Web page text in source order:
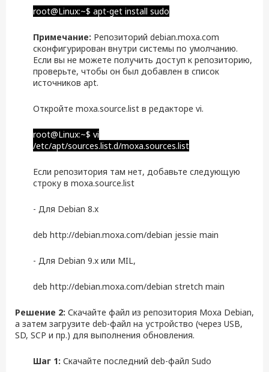
root@Linux:~$ apt-get install sudo
Примечание: Репозиторий debian.moxa.com
сконфигурирован внутри системы по умолчанию.
Если вы не можете получить доступ к репозиторию,
проверьте, чтобы он был добавлен в список
источников apt.
Откройте moxa.source.list в редакторе vi.
root@Linux:~$ vi
/etc/apt/sources.list.d/moxa.sources.list
Если репозитория там нет, добавьте следующую
строку в moxa.source.list
- Для Debian 8.x
deb http://debian.moxa.com/debian jessie main
- Для Debian 9.x или MIL,
deb http://debian.moxa.com/debian stretch main
Решение 2: Скачайте файл из репозитория Moxa Debian,
а затем загрузите deb-файл на устройство (через USB,
SD, SCP и пр.) для выполнения обновления.
Шаг 1: Скачайте последний deb-файл Sudo